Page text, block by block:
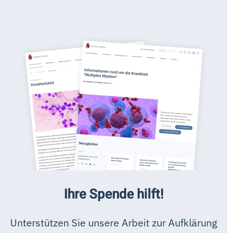
Ihre Spende hilft!
Unterstützen Sie unsere Arbeit zur Aufklärung